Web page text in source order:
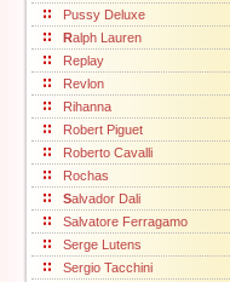
Pussy Deluxe
Ralph Lauren
Replay
Revlon
Rihanna
Robert Piguet
Roberto Cavalli
Rochas
Salvador Dali
Salvatore Ferragamo
Serge Lutens
Sergio Tacchini